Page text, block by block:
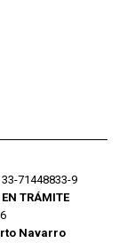
71448833-9
EN TRÁMITE
Navarro